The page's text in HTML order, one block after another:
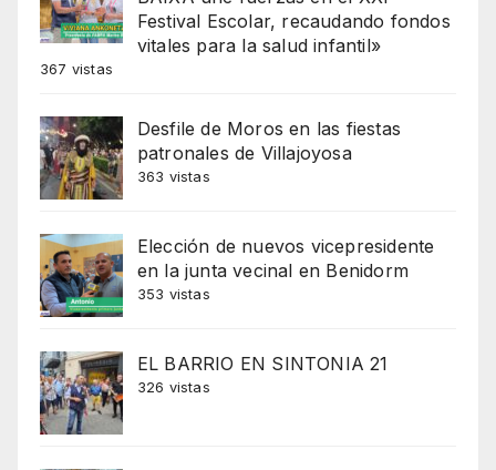
Festival Escolar, recaudando fondos
vitales para la salud infantil»
367 vistas
Desfile de Moros en las fiestas
patronales de Villajoyosa
363 vistas
Elección de nuevos vicepresidente
en la junta vecinal en Benidorm
353 vistas
EL BARRIO EN SINTONIA 21
326 vistas